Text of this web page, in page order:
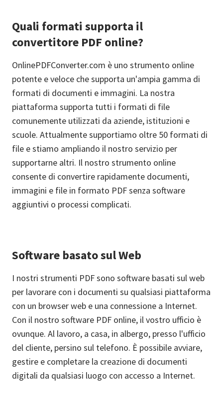
Quali formati supporta il
convertitore PDF online?
OnlinePDFConverter.com è uno strumento online
potente e veloce che supporta un'ampia gamma di
formati di documenti e immagini. La nostra
piattaforma supporta tutti i formati di file
comunemente utilizzati da aziende, istituzioni e
scuole. Attualmente supportiamo oltre 50 formati di
file e stiamo ampliando il nostro servizio per
supportarne altri. Il nostro strumento online
consente di convertire rapidamente documenti,
immagini e file in formato PDF senza software
aggiuntivi o processi complicati.
Software basato sul Web
I nostri strumenti PDF sono software basati sul web
per lavorare con i documenti su qualsiasi piattaforma
con un browser web e una connessione a Internet.
Con il nostro software PDF online, il vostro ufficio è
ovunque. Al lavoro, a casa, in albergo, presso l'ufficio
del cliente, persino sul telefono. È possibile avviare,
gestire e completare la creazione di documenti
digitali da qualsiasi luogo con accesso a Internet.